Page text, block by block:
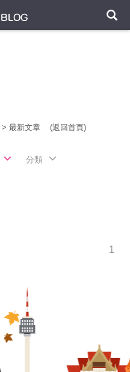
> 最新文章 (返回首頁)
分類
1